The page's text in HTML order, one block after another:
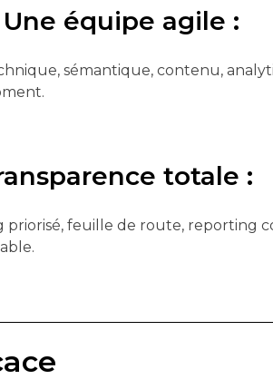
Une équipe agile :
sémantique, contenu,
totale :
priorisé, feuille de route, reporting